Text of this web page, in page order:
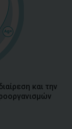
και την